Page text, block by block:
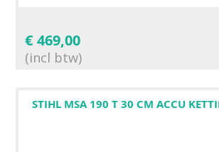
€ 469,00
(incl btw)
STIHL MSA 190 T 30 CM ACCU